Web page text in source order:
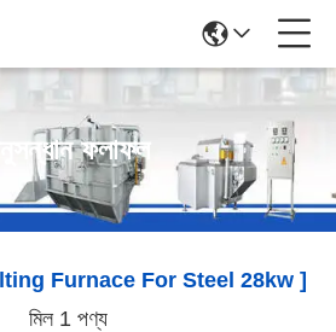
ফলাফল
Furnace For Steel 28kw ]
মিল 1 পণ্য